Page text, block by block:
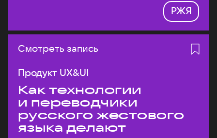
РЖЯ
Смотреть запись
Продукт UX&UI
Как технологии
и переводчики
русского жестового
языка делают